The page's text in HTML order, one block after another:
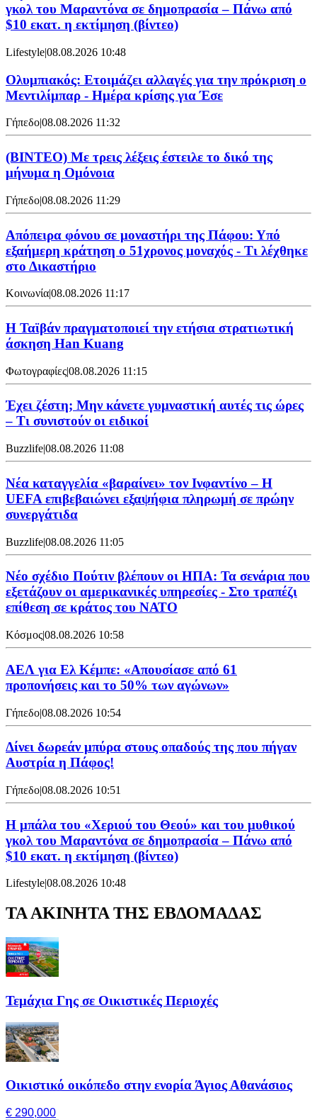
γκολ του Μαραντόνα σε δημοπρασία – Πάνω από
$10 εκατ. η εκτίμηση (βίντεο)
Lifestyle|08.08.2026 10:48
Ολυμπιακός: Ετοιμάζει αλλαγές για την πρόκριση ο
Μεντιλίμπαρ - Ημέρα κρίσης για Έσε
Γήπεδο|08.08.2026 11:32
(ΒΙΝΤΕΟ) Με τρεις λέξεις έστειλε το δικό της
μήνυμα η Ομόνοια
Γήπεδο|08.08.2026 11:29
Απόπειρα φόνου σε μοναστήρι της Πάφου: Υπό
εξαήμερη κράτηση ο 51χρονος μοναχός - Τι λέχθηκε
στο Δικαστήριο
Κοινωνία|08.08.2026 11:17
Η Ταϊβάν πραγματοποιεί την ετήσια στρατιωτική
άσκηση Han Kuang
Φωτογραφίες|08.08.2026 11:15
Έχει ζέστη; Μην κάνετε γυμναστική αυτές τις ώρες
– Τι συνιστούν οι ειδικοί
Buzzlife|08.08.2026 11:08
Νέα καταγγελία «βαραίνει» τον Ινφαντίνο – Η
UEFA επιβεβαιώνει εξαψήφια πληρωμή σε πρώην
συνεργάτιδα
Buzzlife|08.08.2026 11:05
Νέο σχέδιο Πούτιν βλέπουν οι ΗΠΑ: Τα σενάρια που
εξετάζουν οι αμερικανικές υπηρεσίες - Στο τραπέζι
επίθεση σε κράτος του ΝΑΤΟ
Κόσμος|08.08.2026 10:58
ΑΕΛ για Ελ Κέμπε: «Απουσίασε από 61
προπονήσεις και το 50% των αγώνων»
Γήπεδο|08.08.2026 10:54
Δίνει δωρεάν μπύρα στους οπαδούς της που πήγαν
Αυστρία η Πάφος!
Γήπεδο|08.08.2026 10:51
Η μπάλα του «Χεριού του Θεού» και του μυθικού
γκολ του Μαραντόνα σε δημοπρασία – Πάνω από
$10 εκατ. η εκτίμηση (βίντεο)
Lifestyle|08.08.2026 10:48
ΤΑ ΑΚΙΝΗΤΑ ΤΗΣ ΕΒΔΟΜΑΔΑΣ
Τεμάχια Γης σε Οικιστικές Περιοχές
Οικιστικό οικόπεδο στην ενορία Άγιος Αθανάσιος
€ 290,000